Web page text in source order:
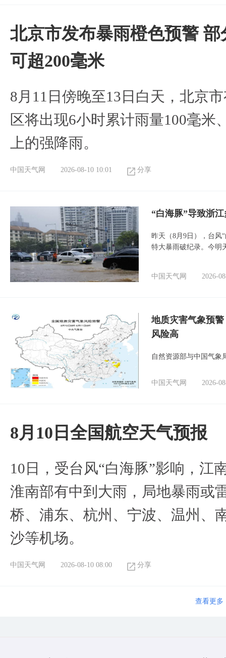
北京市发布暴雨橙色预警
可超200毫米
8月11日傍晚至13日白天，北京
区将出现6小时累计雨量100毫米
上的强降雨。
中国天气网 2026-08-10 10:01 分享
“白海豚”导致浙
昨天（8月9日），台风
特大暴雨破纪录。今明
中国天气网 2026-
地质灾害气象预
风险高
自然资源部与中国气象
中国天气网 2026-
8月10日全国航空天气预报
10日，受台风“白海豚”影响，江
淮南部有中到大雨，局地暴雨或
桥、浦东、杭州、宁波、温州、
沙等机场。
中国天气网 2026-08-10 08:00 分享
查看更多